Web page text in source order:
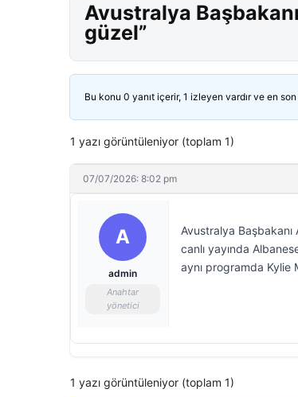
Avustralya
güzel”
Bu konu 0 yanıt içerir, 1 izleyen vardır ve en son
1 yazı görüntüleniyor (toplam 1)
07/07/2026: 8:02 pm
A
admin
Anahtar
yönetici
Avustralya Başbakanı
canlı yayında
aynı programda Kylie
1 yazı görüntüleniyor (toplam 1)